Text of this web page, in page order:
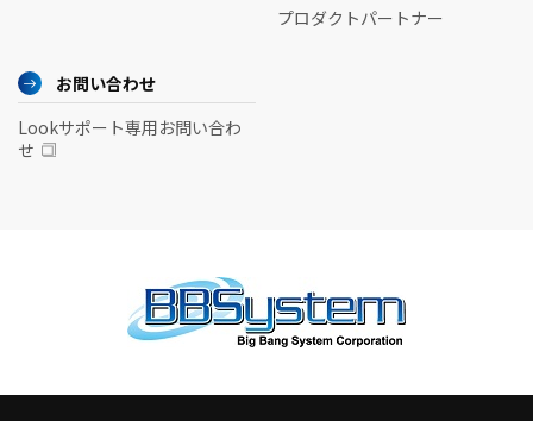
プロダクトパートナー
お問い合わせ
Lookサポート専用お問い合わ
せ